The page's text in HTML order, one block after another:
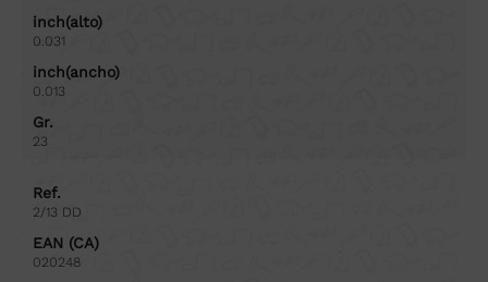
inch(alto)
0.031
inch(ancho)
0.013
Gr.
23
Ref.
2/13 DD
EAN (CA)
020248